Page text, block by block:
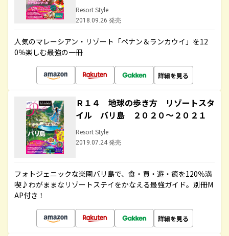
Resort Style
2018.09.26 発売
人気のマレーシアン・リゾート「ペナン＆ランカウイ」を12
0％楽しむ最強の一冊
詳細を見る
Ｒ１４ 地球の歩き方 リゾートスタ
イル バリ島 ２０２０～２０２１
Resort Style
2019.07.24 発売
フォトジェニックな楽園バリ島で、食・買・遊・癒を120％満
喫♪わがままなリゾートステイをかなえる最強ガイド。別冊M
AP付き！
詳細を見る